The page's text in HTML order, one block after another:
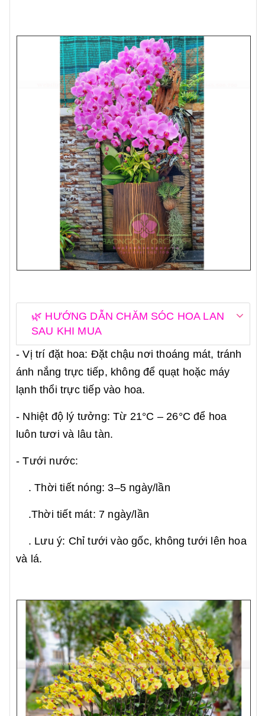
🌿 HƯỚNG DẪN CHĂM SÓC HOA LAN
SAU KHI MUA
- Vị trí đặt hoa: Đặt chậu nơi thoáng mát, tránh
ánh nắng trực tiếp, không để quạt hoặc máy
lạnh thổi trực tiếp vào hoa.
- Nhiệt độ lý tưởng: Từ 21°C – 26°C để hoa
luôn tươi và lâu tàn.
- Tưới nước:
. Thời tiết nóng: 3–5 ngày/lần
.Thời tiết mát: 7 ngày/lần
. Lưu ý: Chỉ tưới vào gốc, không tưới lên hoa
và lá.